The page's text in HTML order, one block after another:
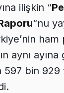
ilişkin “
“nu
ham
aynı
597 bin 929